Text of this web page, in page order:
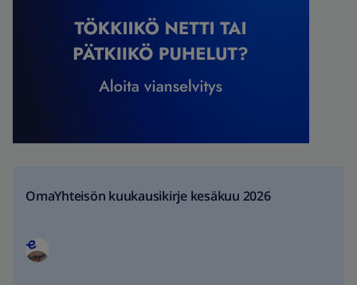
OmaYhteisön kuukausikirje kesäkuu 2026